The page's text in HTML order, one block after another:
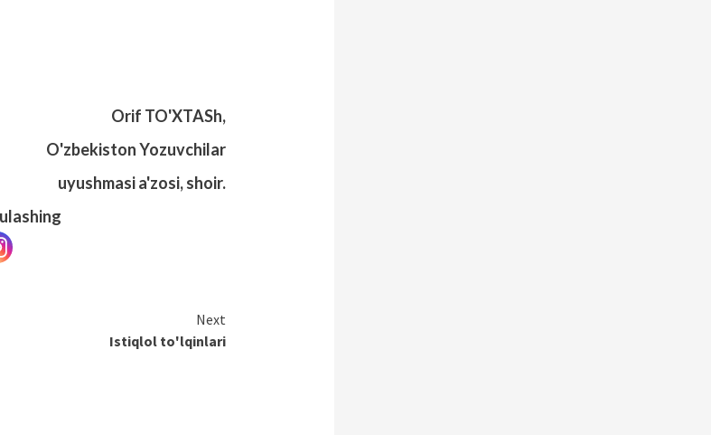
Orif TO'XTASh,
O'zbekiston Yozuvchilar
uyushmasi a'zosi, shoir.
Next
Istiqlol to'lqinlari